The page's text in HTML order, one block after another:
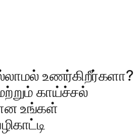
உணர்கிறீர்களா?
காய்ச்சல்
உங்கள்